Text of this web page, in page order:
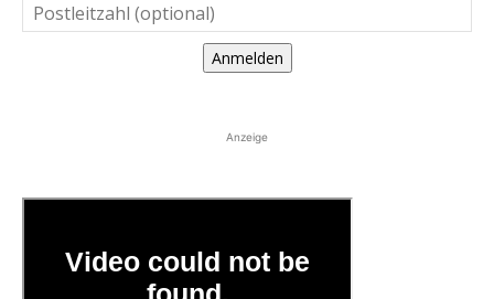
Anmelden
Anzeige